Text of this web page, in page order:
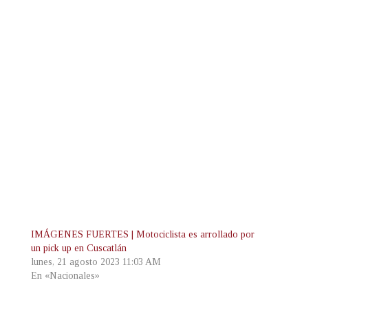
IMÁGENES FUERTES | Motociclista es arrollado por
un pick up en Cuscatlán
lunes, 21 agosto 2023 11:03 AM
En «Nacionales»